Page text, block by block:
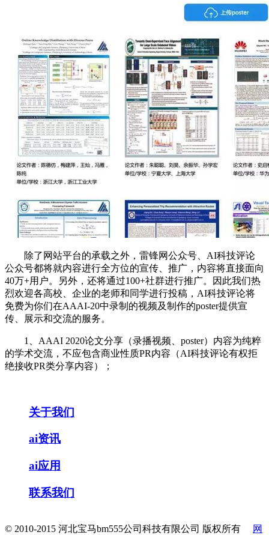
除了网站平台的承载之外，雷锋网公众号、AI科技评论
公众号都将就内容进行全方位的宣传、推广，内容将直接面向
40万+用户。另外，还将通过100+社群进行推广。因此我们热
烈欢迎各高校、企业的老师和同学进行投稿，AI科技评论将
免费为你们在AAAI-20中录制的视频及制作的poster提供宣
传、展示和交流的服务。
1、AAAI 2020论文分享（录播视频、poster）内容为纯粹
的学术交流，不应包含商业性质PR内容（AI科技评论有权拒
绝接收PR类分享内容）；
关于我们
ai资讯
ai应用
联系我们
© 2010-2015 河北宝马bm555公司科技有限公司 版权所有 网